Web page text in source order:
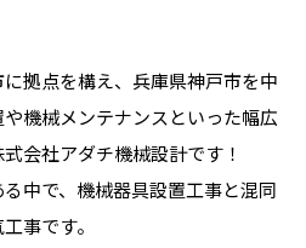
拠点を構え、兵庫県神戸市を中
機械メンテナンスといった幅広
会社アダチ機械設計です！
中で、機械器具設置工事と混同
事です。